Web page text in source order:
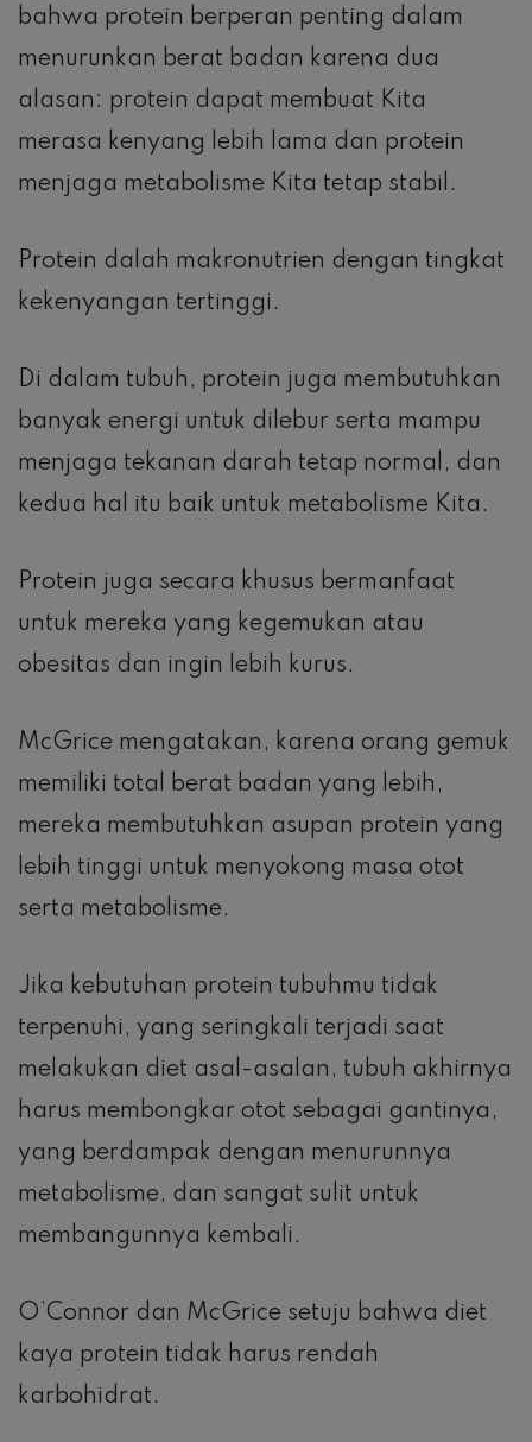
bahwa protein berperan penting dalam
menurunkan berat badan karena dua
alasan: protein dapat membuat Kita
merasa kenyang lebih lama dan protein
menjaga metabolisme Kita tetap stabil.
Protein dalah makronutrien dengan tingkat
kekenyangan tertinggi.
Di dalam tubuh, protein juga membutuhkan
banyak energi untuk dilebur serta mampu
menjaga tekanan darah tetap normal, dan
kedua hal itu baik untuk metabolisme Kita.
Protein juga secara khusus bermanfaat
untuk mereka yang kegemukan atau
obesitas dan ingin lebih kurus.
McGrice mengatakan, karena orang gemuk
memiliki total berat badan yang lebih,
mereka membutuhkan asupan protein yang
lebih tinggi untuk menyokong masa otot
serta metabolisme.
Jika kebutuhan protein tubuhmu tidak
terpenuhi, yang seringkali terjadi saat
melakukan diet asal-asalan, tubuh akhirnya
harus membongkar otot sebagai gantinya,
yang berdampak dengan menurunnya
metabolisme, dan sangat sulit untuk
membangunnya kembali.
O’Connor dan McGrice setuju bahwa diet
kaya protein tidak harus rendah
karbohidrat.